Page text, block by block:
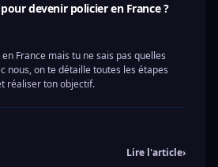
devenir policier en France ?
France mais tu ne sais pas quelles
nous, on te détaille toutes les étapes
réaliser ton objectif.
Lire l'article›